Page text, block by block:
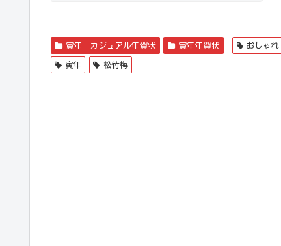
寅年 カジュアル年賀状 寅年年賀状 おしゃれ
寅年 松竹梅